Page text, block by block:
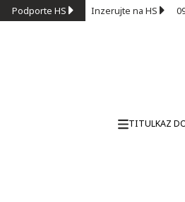
Podporte HS Inzerujte na HS
TITULKAZ